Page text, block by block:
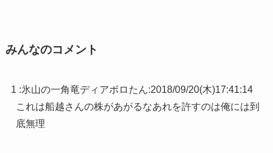
みんなのコメント
1 :氷山の一角竜ディアボロたん:2018/09/20(木)17:41:14
これは船越さんの株があがるなあれを許すのは俺には到
底無理